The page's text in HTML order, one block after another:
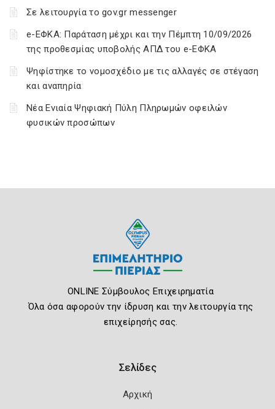
Σε λειτουργία το gov.gr messenger
e-ΕΦΚΑ: Παράταση μέχρι και την Πέμπτη 10/09/2026
της προθεσμίας υποβολής ΑΠΔ του e-ΕΦΚΑ
Ψηφίστηκε το νομοσχέδιο με τις αλλαγές σε στέγαση
και αναπηρία
Νέα Ενιαία Ψηφιακή Πύλη Πληρωμών οφειλών
φυσικών προσώπων
ONLINE Σύμβουλος Επιχειρηματία
Όλα όσα αφορούν την ίδρυση και την λειτουργία της
επιχείρησής σας.
Σελίδες
Αρχική